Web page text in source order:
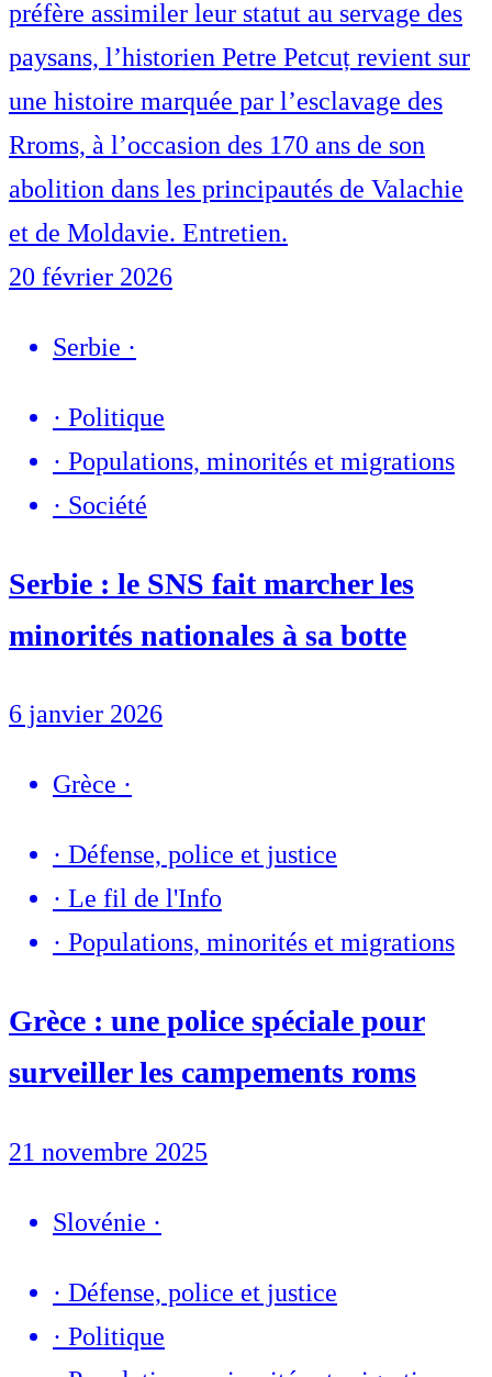
préfère assimiler leur statut au servage des
paysans, l’historien Petre Petcuț revient sur
une histoire marquée par l’esclavage des
Rroms, à l’occasion des 170 ans de son
abolition dans les principautés de Valachie
et de Moldavie. Entretien.
20 février 2026
Serbie ·
· Politique
· Populations, minorités et migrations
· Société
Serbie : le SNS fait marcher les
minorités nationales à sa botte
6 janvier 2026
Grèce ·
· Défense, police et justice
· Le fil de l'Info
· Populations, minorités et migrations
Grèce : une police spéciale pour
surveiller les campements roms
21 novembre 2025
Slovénie ·
· Défense, police et justice
· Politique